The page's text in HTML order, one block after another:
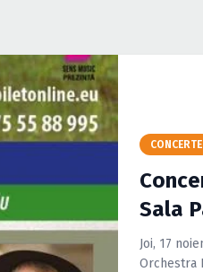
CONCERTE
Sala
Joi, 17
Orchestra